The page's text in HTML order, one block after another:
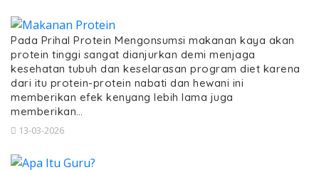
Pada Prihal Protein Mengonsumsi makanan kaya akan
protein tinggi sangat dianjurkan demi menjaga
kesehatan tubuh dan keselarasan program diet karena
dari itu protein-protein nabati dan hewani ini
memberikan efek kenyang lebih lama juga
memberikan…
13-03-2026